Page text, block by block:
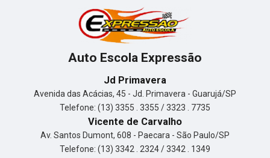
Auto Escola Expressão
Jd Primavera
Avenida das Acácias, 45 - Jd. Primavera - Guarujá/SP
Telefone: (13) 3355 . 3355 / 3323 . 7735
Vicente de Carvalho
Av. Santos Dumont, 608 - Paecara - São Paulo/SP
Telefone: (13) 3342 . 2324 / 3342 . 1349